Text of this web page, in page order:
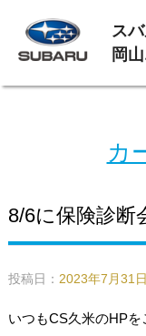
ス
岡
カ
8/6に保険診断
投稿日： 2023年7月31日
いつもCS久米のHPを